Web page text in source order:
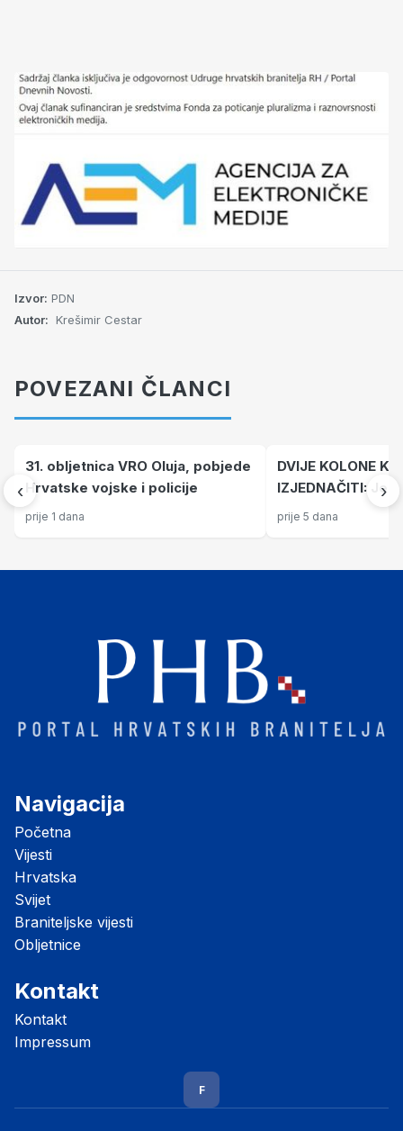
Izvor: PDN
Autor: Krešimir Cestar
POVEZANI ČLANCI
‹
31. obljetnica VRO Oluja, pobjede
Hrvatske vojske i policije
prije 1 dana
DVIJE KOLONE
IZJEDNAČITI:
grada smrti,
prije 5 dana
›
Navigacija
Početna
Vijesti
Hrvatska
Svijet
Braniteljske vijesti
Obljetnice
Kontakt
Kontakt
Impressum
F